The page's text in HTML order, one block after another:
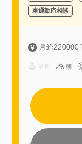
車通勤応相談
月給220000
朝